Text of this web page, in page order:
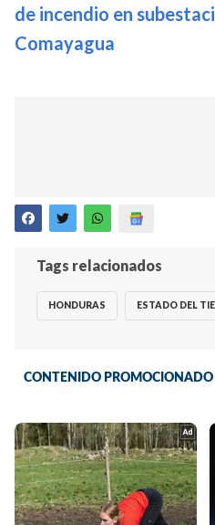
de incendio en
Comayagua
Tags relacionados
HONDURAS ESTADO DEL